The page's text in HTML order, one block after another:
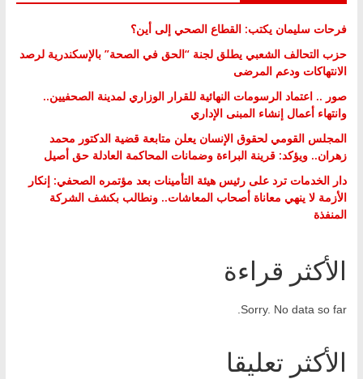
فرحات سليمان يكتب: القطاع الصحي إلى أين؟
حزب التحالف الشعبي يطلق لجنة “الحق في الصحة” بالإسكندرية لرصد
الانتهاكات ودعم المرضى
صور .. اعتماد الرسومات النهائية للقرار الوزاري لمدينة الصحفيين..
وانتهاء أعمال إنشاء المبنى الإداري
المجلس القومي لحقوق الإنسان يعلن متابعة قضية الدكتور محمد
زهران.. ويؤكد: قرينة البراءة وضمانات المحاكمة العادلة حق أصيل
دار الخدمات ترد على رئيس هيئة التأمينات بعد مؤتمره الصحفي: إنكار
الأزمة لا ينهي معاناة أصحاب المعاشات.. ونطالب بكشف الشركة
المنفذة
الأكثر قراءة
Sorry. No data so far.
الأكثر تعليقا